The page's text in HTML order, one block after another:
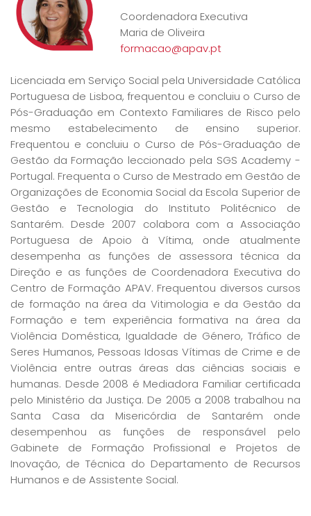
Coordenadora Executiva
Maria de Oliveira
formacao@apav.pt
Licenciada em Serviço Social pela Universidade Católica
Portuguesa de Lisboa, frequentou e concluiu o Curso de
Pós-Graduação em Contexto Familiares de Risco pelo
mesmo estabelecimento de ensino superior.
Frequentou e concluiu o Curso de Pós-Graduação de
Gestão da Formação leccionado pela SGS Academy -
Portugal. Frequenta o Curso de Mestrado em Gestão de
Organizações de Economia Social da Escola Superior de
Gestão e Tecnologia do Instituto Politécnico de
Santarém. Desde 2007 colabora com a Associação
Portuguesa de Apoio à Vítima, onde atualmente
desempenha as funções de assessora técnica da
Direção e as funções de Coordenadora Executiva do
Centro de Formação APAV. Frequentou diversos cursos
de formação na área da Vitimologia e da Gestão da
Formação e tem experiência formativa na área da
Violência Doméstica, Igualdade de Género, Tráfico de
Seres Humanos, Pessoas Idosas Vítimas de Crime e de
Violência entre outras áreas das ciências sociais e
humanas. Desde 2008 é Mediadora Familiar certificada
pelo Ministério da Justiça. De 2005 a 2008 trabalhou na
Santa Casa da Misericórdia de Santarém onde
desempenhou as funções de responsável pelo
Gabinete de Formação Profissional e Projetos de
Inovação, de Técnica do Departamento de Recursos
Humanos e de Assistente Social.